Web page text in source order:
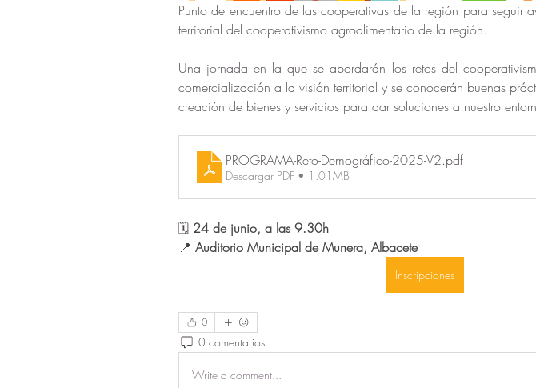
Punto de encuentro de las cooperativas de la región para seguir
territorial del cooperativismo agroalimentario de la región.
Una jornada en la que se abordarán los retos del
comercialización a la visión territorial y se conocerán buenas
creación de bienes y servicios para dar soluciones a nuestro
PROGRAMA-Reto-Demográfico-2025-V2.pdf
Descargar PDF • 1.01MB
🗓️ 24 de junio, a las 9.30h
📍 Auditorio Municipal de Munera, Albacete
Inscripciones
0
0 comentarios
Write a comment...